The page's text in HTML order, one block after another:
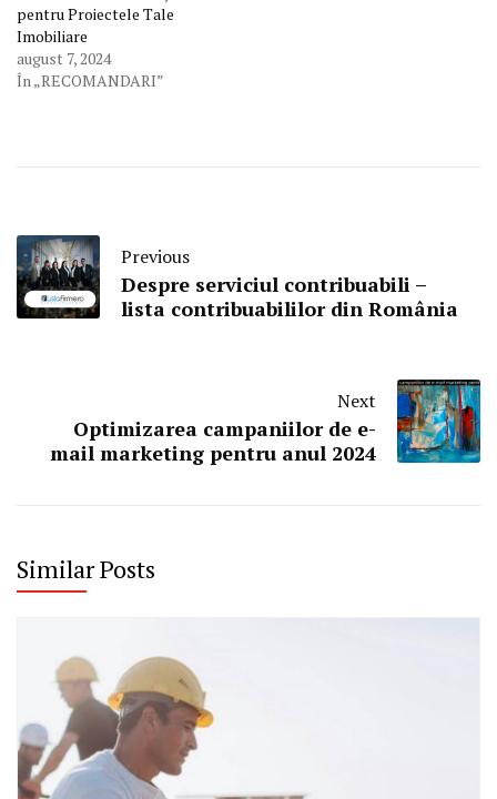
pentru Proiectele Tale
Imobiliare
august 7, 2024
În „RECOMANDARI”
Previous
Despre serviciul contribuabili –
lista contribuabililor din România
Next
Optimizarea campaniilor de e-
mail marketing pentru anul 2024
Similar Posts